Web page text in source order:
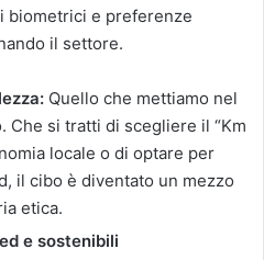
biometrici e preferenze
il settore.
Quello che mettiamo nel
Che si tratti di scegliere il “Km
locale o di optare per
il cibo è diventato un mezzo
etica.
e sostenibili